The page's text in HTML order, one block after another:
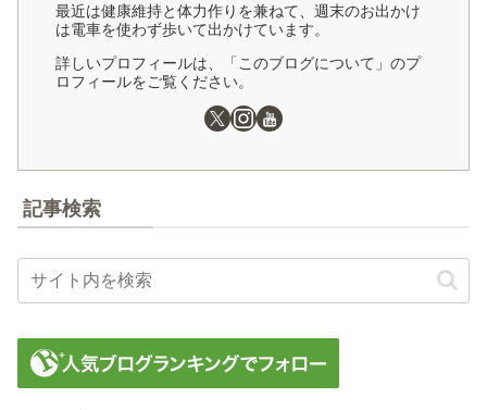
最近は健康維持と体力作りを兼ねて、週末のお出かけ
は電車を使わず歩いて出かけています。
詳しいプロフィールは、「このブログについて」のプ
ロフィールをご覧ください。
記事検索